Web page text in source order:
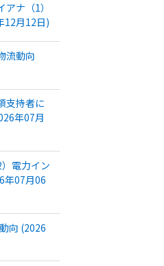
ナ（1）
12月12日)
流動向
支持者に
年07月
電力イン
年07月06
向 (2026